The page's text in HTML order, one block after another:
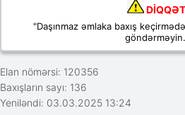
"Daşınmaz əmlaka baxış
Elan nömərsi: 120356
Baxışların sayı: 136
Yeniləndi: 03.03.2025 13:24